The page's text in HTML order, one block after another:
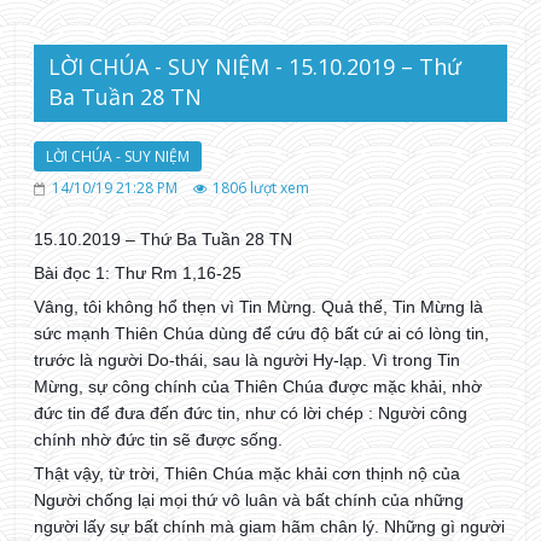
LỜI CHÚA - SUY NIỆM - 15.10.2019 – Thứ
Ba Tuần 28 TN
LỜI CHÚA - SUY NIỆM
14/10/19 21:28 PM
1806lượt xem
15.10.2019 – Thứ Ba Tuần 28 TN
Bài đọc 1: Thư Rm 1,16-25
Vâng, tôi không hổ thẹn vì Tin Mừng. Quả thế, Tin Mừng là
sức mạnh Thiên Chúa dùng để cứu độ bất cứ ai có lòng tin,
trước là người Do-thái, sau là người Hy-lạp. Vì trong Tin
Mừng, sự công chính của Thiên Chúa được mặc khải, nhờ
đức tin để đưa đến đức tin, như có lời chép : Người công
chính nhờ đức tin sẽ được sống.
Thật vậy, từ trời, Thiên Chúa mặc khải cơn thịnh nộ của
Người chống lại mọi thứ vô luân và bất chính của những
người lấy sự bất chính mà giam hãm chân lý. Những gì người